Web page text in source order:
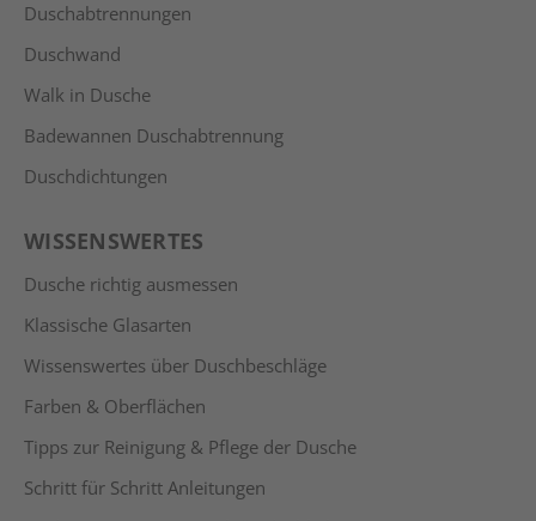
Duschabtrennungen
Duschwand
Walk in Dusche
Badewannen Duschabtrennung
Duschdichtungen
WISSENSWERTES
Dusche richtig ausmessen
Klassische Glasarten
Wissenswertes über Duschbeschläge
Farben & Oberflächen
Tipps zur Reinigung & Pflege der Dusche
Schritt für Schritt Anleitungen